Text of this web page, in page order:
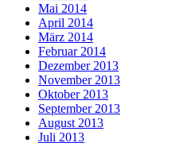
Mai 2014
April 2014
März 2014
Februar 2014
Dezember 2013
November 2013
Oktober 2013
September 2013
August 2013
Juli 2013